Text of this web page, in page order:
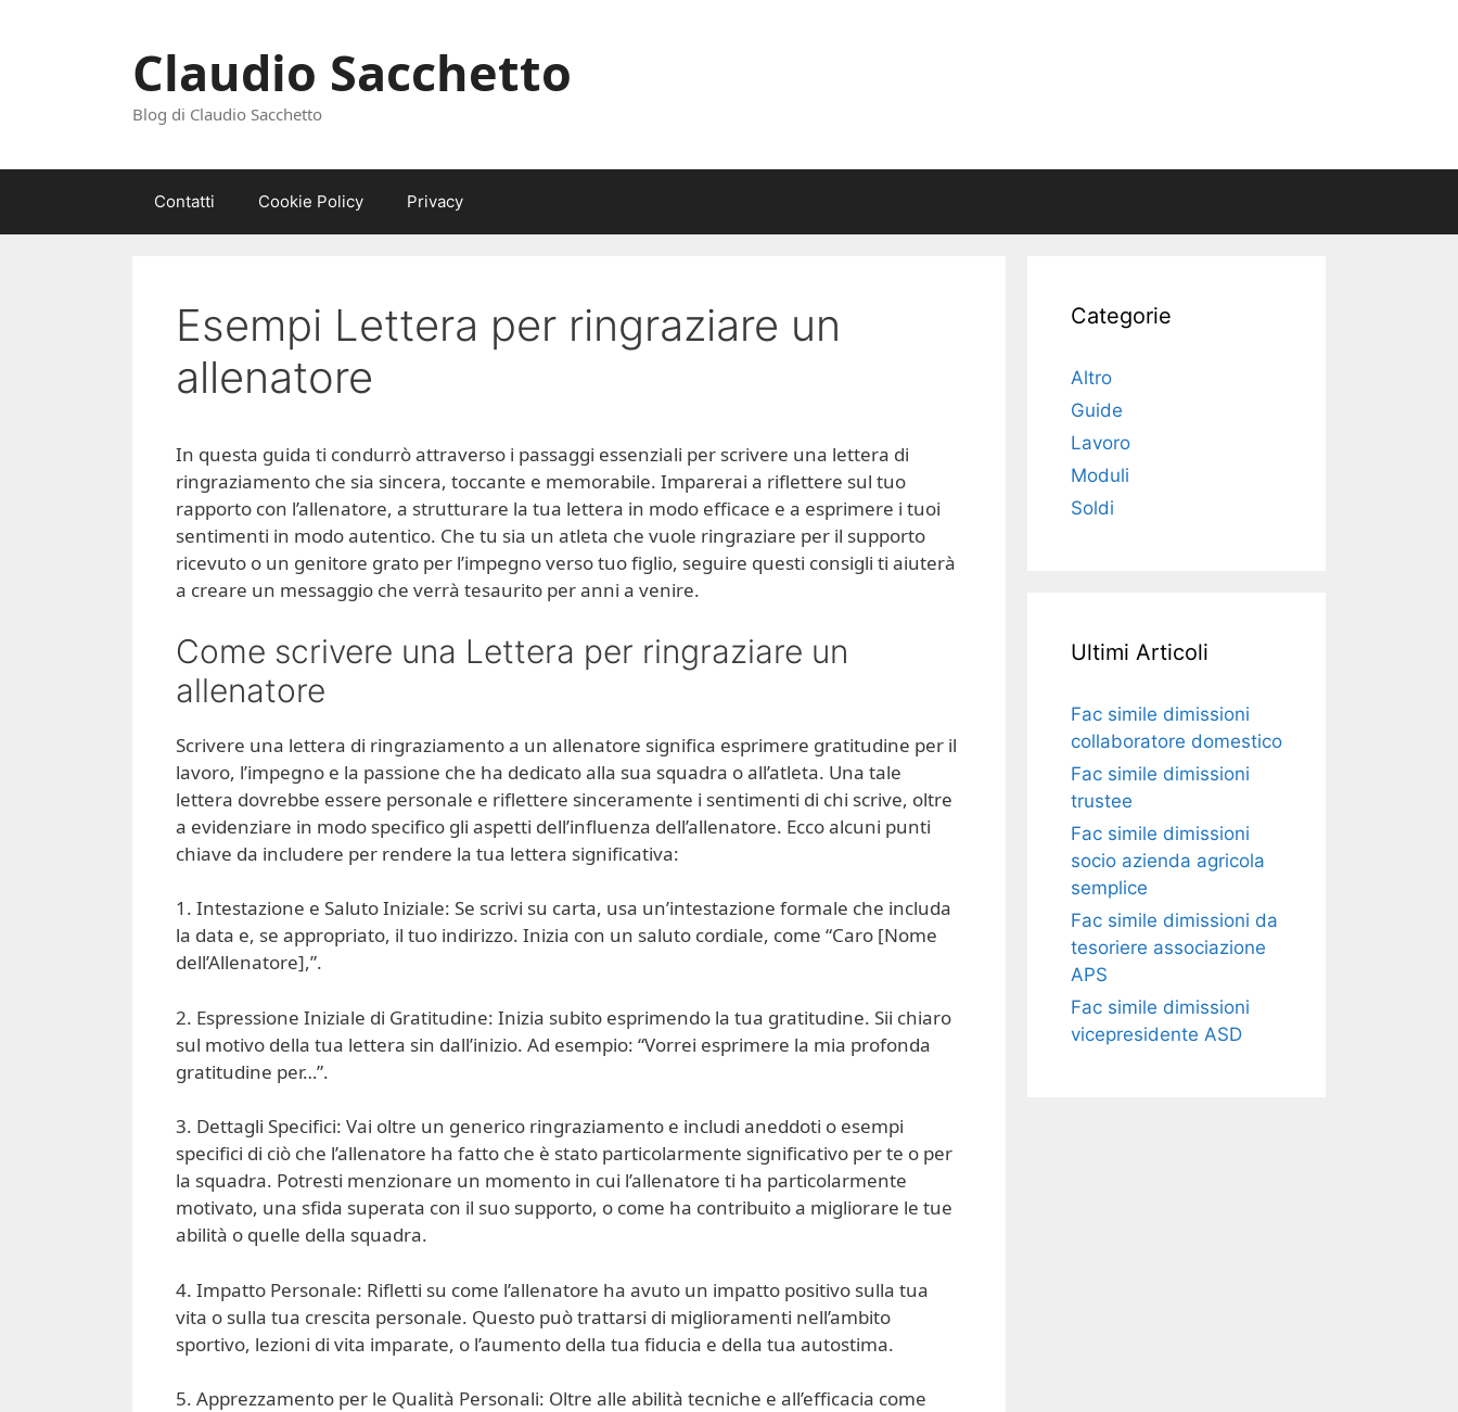
Claudio Sacchetto
Blog di Claudio Sacchetto
Contatti Cookie Policy Privacy
Esempi Lettera per ringraziare un
allenatore
In questa guida ti condurrò attraverso i passaggi essenziali per scrivere una lettera di
ringraziamento che sia sincera, toccante e memorabile. Imparerai a riflettere sul tuo
rapporto con l’allenatore, a strutturare la tua lettera in modo efficace e a esprimere i tuoi
sentimenti in modo autentico. Che tu sia un atleta che vuole ringraziare per il supporto
ricevuto o un genitore grato per l’impegno verso tuo figlio, seguire questi consigli ti aiuterà
a creare un messaggio che verrà tesaurito per anni a venire.
Come scrivere una Lettera per ringraziare un
allenatore
Scrivere una lettera di ringraziamento a un allenatore significa esprimere gratitudine per il
lavoro, l’impegno e la passione che ha dedicato alla sua squadra o all’atleta. Una tale
lettera dovrebbe essere personale e riflettere sinceramente i sentimenti di chi scrive, oltre
a evidenziare in modo specifico gli aspetti dell’influenza dell’allenatore. Ecco alcuni punti
chiave da includere per rendere la tua lettera significativa:
1. Intestazione e Saluto Iniziale: Se scrivi su carta, usa un’intestazione formale che includa
la data e, se appropriato, il tuo indirizzo. Inizia con un saluto cordiale, come “Caro [Nome
dell’Allenatore],”.
2. Espressione Iniziale di Gratitudine: Inizia subito esprimendo la tua gratitudine. Sii chiaro
sul motivo della tua lettera sin dall’inizio. Ad esempio: “Vorrei esprimere la mia profonda
gratitudine per…”.
3. Dettagli Specifici: Vai oltre un generico ringraziamento e includi aneddoti o esempi
specifici di ciò che l’allenatore ha fatto che è stato particolarmente significativo per te o per
la squadra. Potresti menzionare un momento in cui l’allenatore ti ha particolarmente
motivato, una sfida superata con il suo supporto, o come ha contribuito a migliorare le tue
abilità o quelle della squadra.
4. Impatto Personale: Rifletti su come l’allenatore ha avuto un impatto positivo sulla tua
vita o sulla tua crescita personale. Questo può trattarsi di miglioramenti nell’ambito
sportivo, lezioni di vita imparate, o l’aumento della tua fiducia e della tua autostima.
5. Apprezzamento per le Qualità Personali: Oltre alle abilità tecniche e all’efficacia come
Categorie
Altro
Guide
Lavoro
Moduli
Soldi
Ultimi Articoli
Fac simile dimissioni
collaboratore domestico​​​
Fac simile dimissioni
trustee​​​
Fac simile ​dimissioni
socio azienda agricola
semplice​​​
Fac simile dimissioni da
tesoriere associazione
APS​​
Fac simile dimissioni
vicepresidente ASD​​